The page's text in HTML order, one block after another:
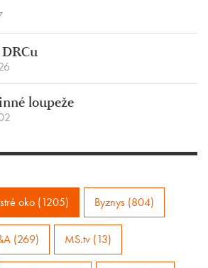
loupeže
oko (1205) Byznys (804)
(269) MS.tv (13)